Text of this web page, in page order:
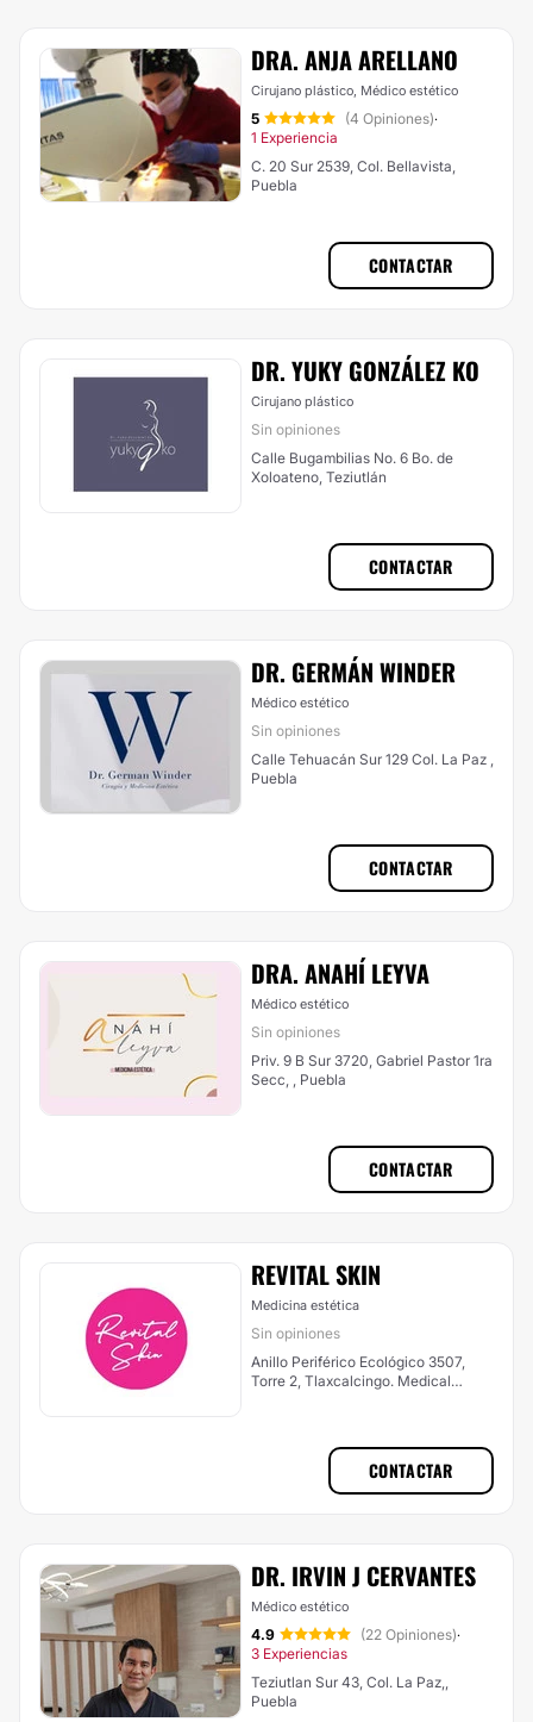
DRA. ANJA ARELLANO
Cirujano plástico, Médico estético
5 (4 Opiniones)·
1 Experiencia
C. 20 Sur 2539, Col. Bellavista,
Puebla
CONTACTAR
DR. YUKY GONZÁLEZ KO
Cirujano plástico
Sin opiniones
Calle Bugambilias No. 6 Bo. de
Xoloateno, Teziutlán
CONTACTAR
DR. GERMÁN WINDER
Médico estético
Sin opiniones
Calle Tehuacán Sur 129 Col. La Paz ,
Puebla
CONTACTAR
DRA. ANAHÍ LEYVA
Médico estético
Sin opiniones
Priv. 9 B Sur 3720, Gabriel Pastor 1ra
Secc, , Puebla
CONTACTAR
REVITAL SKIN
Medicina estética
Sin opiniones
Anillo Periférico Ecológico 3507,
Torre 2, Tlaxcalcingo. Medical
CONTACTAR
DR. IRVIN J CERVANTES
Médico estético
4.9 (22 Opiniones)·
3 Experiencias
Teziutlan Sur 43, Col. La Paz,,
Puebla